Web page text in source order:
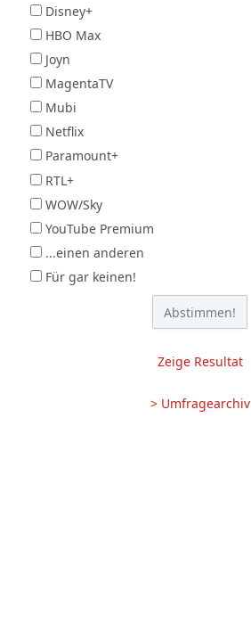
Disney+
HBO Max
Joyn
MagentaTV
Mubi
Netflix
Paramount+
RTL+
WOW/Sky
YouTube Premium
...einen anderen
Für gar keinen!
Zeige Resultat
> Umfragearchiv